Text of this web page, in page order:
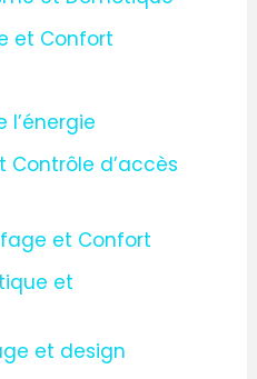
et Confort
l’énergie
Contrôle d’accès
et Confort
et
et design